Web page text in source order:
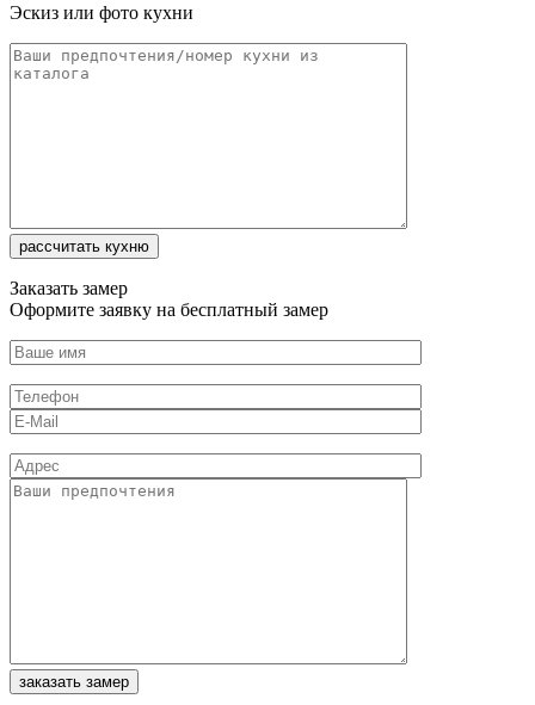
Эскиз или фото кухни
Заказать замер
Оформите заявку на бесплатный замер